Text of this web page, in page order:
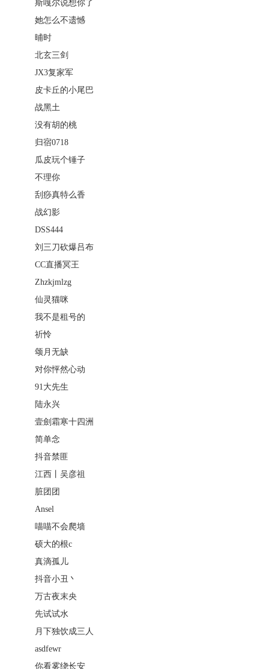
斯嘎尔说想你了
她怎么不遗憾
晡时
北玄三剑
JX3复家军
皮卡丘的小尾巴
战黑土
没有胡的桃
归宿0718
瓜皮玩个锤子
不理你
刮痧真特么香
战幻影
DSS444
刘三刀砍爆吕布
CC直播冥王
Zhzkjmlzg
仙灵猫咪
我不是租号的
祈怜
颂月无缺
对你怦然心动
91大先生
陆永兴
壹劍霜寒十四洲
简单念
抖音禁匪
江西丨吴彦祖
脏团团
Ansel
喵喵不会爬墙
硕大的根c
真滴孤儿
抖音小丑丶
万古夜末央
先试试水
月下独饮成三人
asdfewr
你看雾绕长安